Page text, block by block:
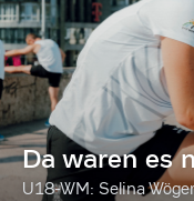
Da waren es
U18-WM: Selina